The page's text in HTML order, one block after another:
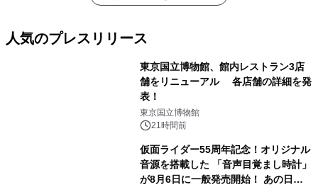
人気のプレスリリース
東京国立博物館、館内レストラン3店
舗をリニューアル 各店舗の詳細を発
表！
東京国立博物館
21時間前
仮面ライダー55周年記念！オリジナル
音源を搭載した 「音声目覚まし時計」
が8月6日に一般発売開始！ あの日の